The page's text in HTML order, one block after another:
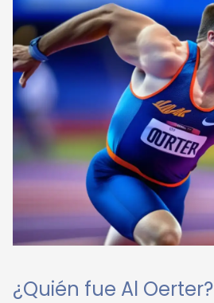
¿Quién fue Al Oerter?